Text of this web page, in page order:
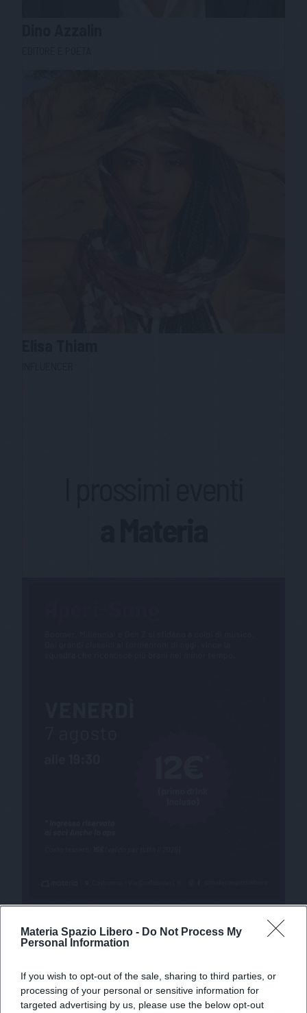
Materia Spazio Libero - Do Not Process My
Personal Information
If you wish to opt-out of the sale, sharing to third parties, or
processing of your personal or sensitive information for
targeted advertising by us, please use the below opt-out